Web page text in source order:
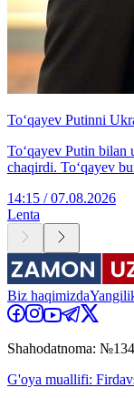
To‘qayev Putinni
To‘qayev Putin bilan
chaqirdi. To‘qayev
14:15 / 07.08.2026
Lenta
Biz haqimizda
Shahodatnoma:
G'oya muallifi: